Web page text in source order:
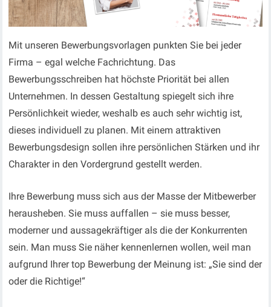
Mit unseren Bewerbungsvorlagen punkten Sie bei jeder
Firma – egal welche Fachrichtung. Das
Bewerbungsschreiben hat höchste Priorität bei allen
Unternehmen. In dessen Gestaltung spiegelt sich ihre
Persönlichkeit wieder, weshalb es auch sehr wichtig ist,
dieses individuell zu planen. Mit einem attraktiven
Bewerbungsdesign sollen ihre persönlichen Stärken und ihr
Charakter in den Vordergrund gestellt werden.
Ihre Bewerbung muss sich aus der Masse der Mitbewerber
herausheben. Sie muss auffallen – sie muss besser,
moderner und aussagekräftiger als die der Konkurrenten
sein. Man muss Sie näher kennenlernen wollen, weil man
aufgrund Ihrer top Bewerbung der Meinung ist: „Sie sind der
oder die Richtige!“